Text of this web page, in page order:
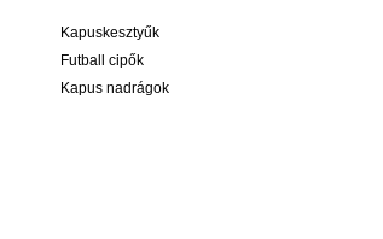
Kapuskesztyűk
Futball cipők
Kapus nadrágok